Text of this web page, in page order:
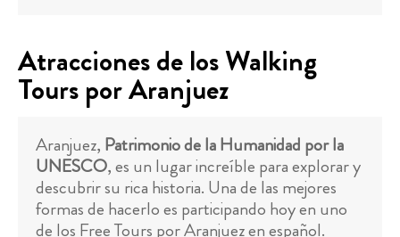
Atracciones de los Walking
Tours por Aranjuez
Aranjuez, Patrimonio de la Humanidad por la
UNESCO, es un lugar increíble para explorar y
descubrir su rica historia. Una de las mejores
formas de hacerlo es participando hoy en uno
de los Free Tours por Aranjuez en español.